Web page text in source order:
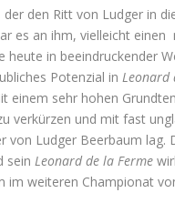
den Ritt von Ludger in
es an ihm, vielleicht
heute in beeindruckender
Potenzial in Leonard
einem sehr hohen
verkürzen und mit fast
von Ludger Beerbaum
sein Leonard de la Ferme
im weiteren Championat